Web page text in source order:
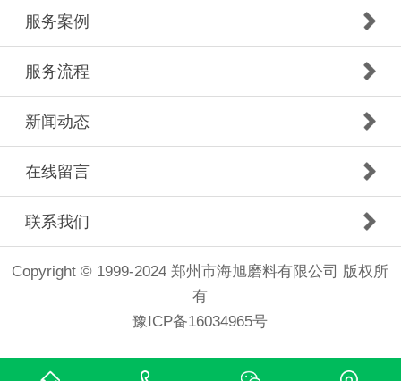
服务案例
服务流程
新闻动态
在线留言
联系我们
Copyright © 1999-2024 郑州市海旭磨料有限公司 版权所
有
豫ICP备16034965号